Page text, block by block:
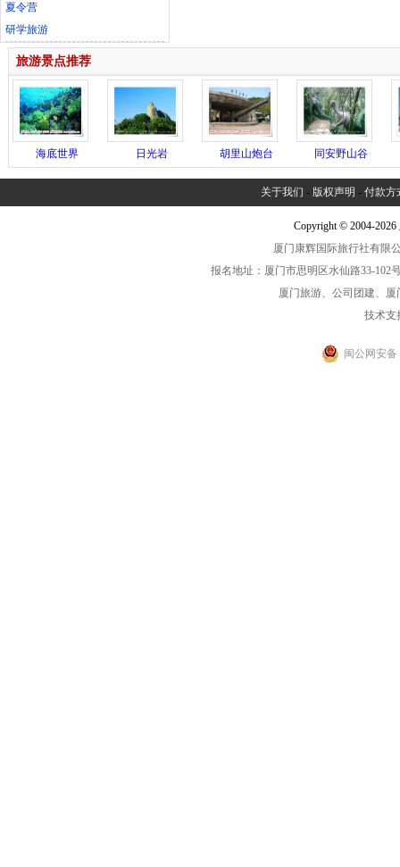
夏令营
研学旅游
旅游景点推荐
海底世界 日光岩 胡里山炮台 同安野山谷
关于我们 - 版权声明 - 付款方
Copyright © 2004-
厦门康辉国际旅行社有限
报名地址：厦门市思明区水仙路33-102
厦门旅游、公司团建、
技术支
闽公网安备